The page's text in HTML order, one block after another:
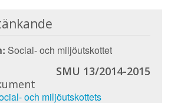
Social- och miljöutskottet
SMU 13/2014-2015
och miljöutskottets